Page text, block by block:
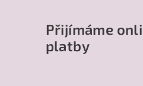
Přijímáme
platby